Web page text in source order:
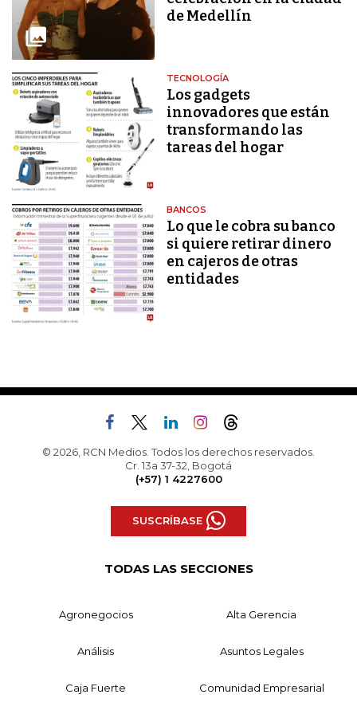
de Medellín
TECNOLOGÍA
Los gadgets
innovadores que están
transformando las
tareas del hogar
BANCOS
Lo que le cobra su banco
si quiere retirar dinero
en cajeros de otras
entidades
© 2026, RCN Medios. Todos los derechos reservados.
Cr. 13a 37-32, Bogotá
(+57) 1 4227600
SUSCRÍBASE
TODAS LAS SECCIONES
Agronegocios Alta Gerencia
Análisis Asuntos Legales
Caja Fuerte Comunidad Empresarial